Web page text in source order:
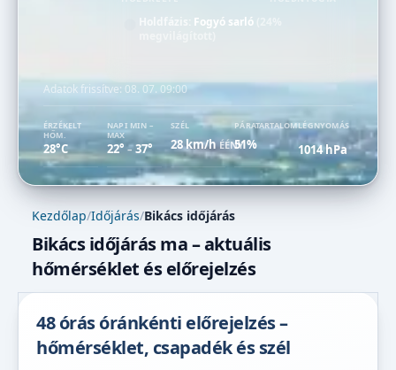
Holdfázis: Fogyó sarló
Adatok frissítve: 08. 07. 09:00
ÉRZÉKELT
HŐM.
28°C
NAPI MIN –
MAX
22° –37°
SZÉL
28 km/hÉÉNY
PÁRATARTALOM
51%
LÉGNYOMÁS
1014 hPa
Kezdőlap/Időjárás/Bikács időjárás
Bikács időjárás ma – aktuális
hőmérséklet és előrejelzés
48 órás óránkénti előrejelzés –
hőmérséklet, csapadék és szél